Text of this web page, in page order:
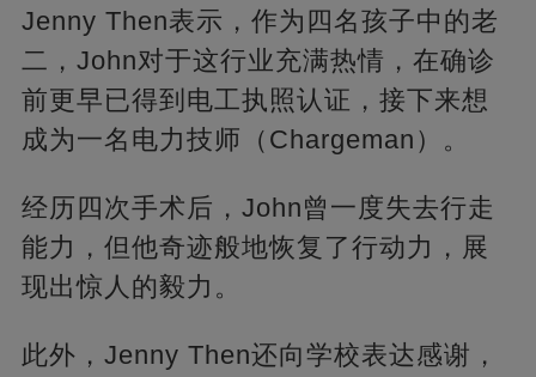
Jenny Then表示，作为四名孩子中的老
二，John对于这行业充满热情，在确诊
前更早已得到电工执照认证，接下来想
成为一名电力技师（Chargeman）。
经历四次手术后，John曾一度失去行走
能力，但他奇迹般地恢复了行动力，展
现出惊人的毅力。
此外，Jenny Then还向学校表达感谢，